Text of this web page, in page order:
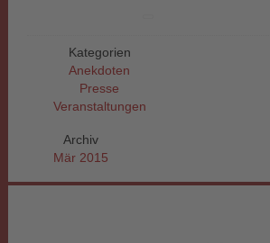
Kategorien
Anekdoten
Presse
Veranstaltungen
Archiv
Mär 2015